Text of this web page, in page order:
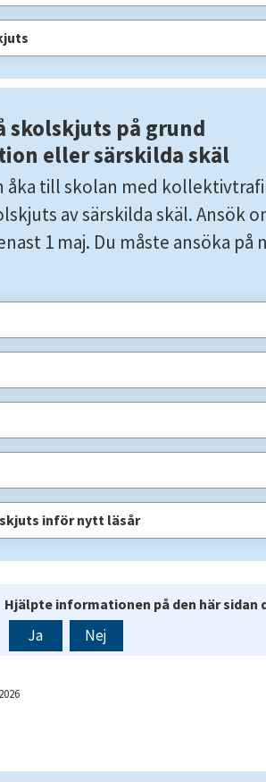
skolskjuts på grund
eller särskilda skäl
åka till skolan med
av särskilda skäl. Ansök
1 maj. Du måste ansöka på
inför nytt läsår
Hjälpte informationen på den här sidan
Ja Nej